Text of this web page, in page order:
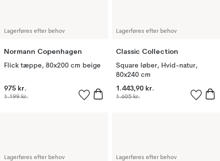
Lagerføres efter behov
Normann Copenhagen
Flick tæppe, 80x200 cm beige
975 kr.
1.199 kr.
Lagerføres efter behov
Classic Collection
Square løber, Hvid-natur,
80x240 cm
1.443,90 kr.
1.605 kr.
Lagerføres efter behov Lagerføres efter behov